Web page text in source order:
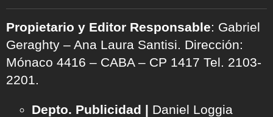
Propietario y Editor Responsable: Gabriel
Geraghty – Ana Laura Santisi. Dirección:
Mónaco 4416 – CABA – CP 1417 Tel. 2103-
2201.
Depto. Publicidad | Daniel Loggia